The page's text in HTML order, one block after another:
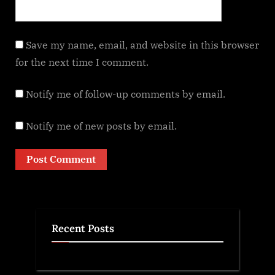
Save my name, email, and website in this browser
for the next time I comment.
Notify me of follow-up comments by email.
Notify me of new posts by email.
Recent Posts